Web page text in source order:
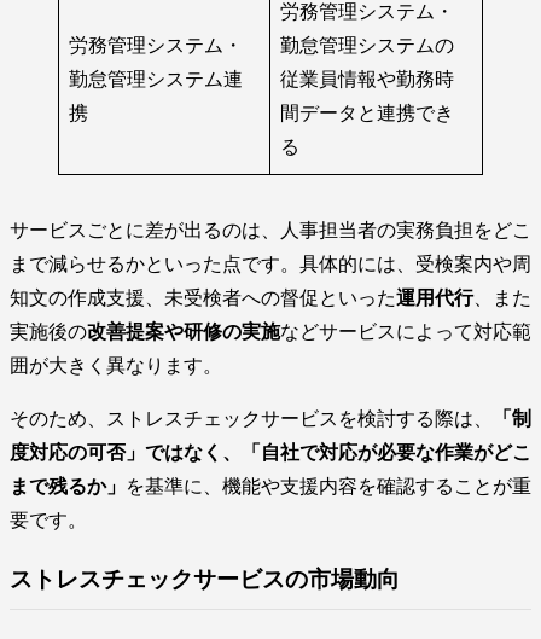
労務管理システム・
勤怠管理システム連
携
労務管理システム・
勤怠管理システムの
従業員情報や勤務時
間データと連携でき
る
サービスごとに差が出るのは、人事担当者の実務負担をどこ
まで減らせるかといった点です。具体的には、受検案内や周
知文の作成支援、未受検者への督促といった運用代行、また
実施後の改善提案や研修の実施などサービスによって対応範
囲が大きく異なります。
そのため、ストレスチェックサービスを検討する際は、
「制
度対応の可否」ではなく、「自社で対応が必要な作業がどこ
まで残るか」 を基準に、機能や支援内容を確認することが重
要です。
ストレスチェックサービスの市場動向